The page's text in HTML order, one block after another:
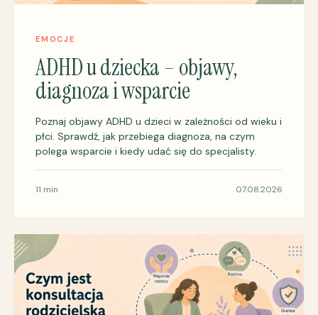
EMOCJE
ADHD u dziecka – objawy,
diagnoza i wsparcie
Poznaj objawy ADHD u dzieci w zależności od wieku i
płci. Sprawdź, jak przebiega diagnoza, na czym
polega wsparcie i kiedy udać się do specjalisty.
11 min 07.08.2026